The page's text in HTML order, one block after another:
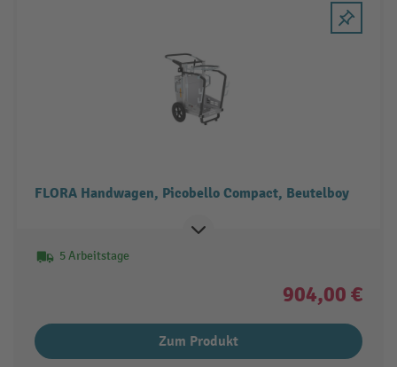
FLORA Handwagen, Picobello Compact, Beutelboy
5 Arbeitstage
904,00 €
Zum Produkt